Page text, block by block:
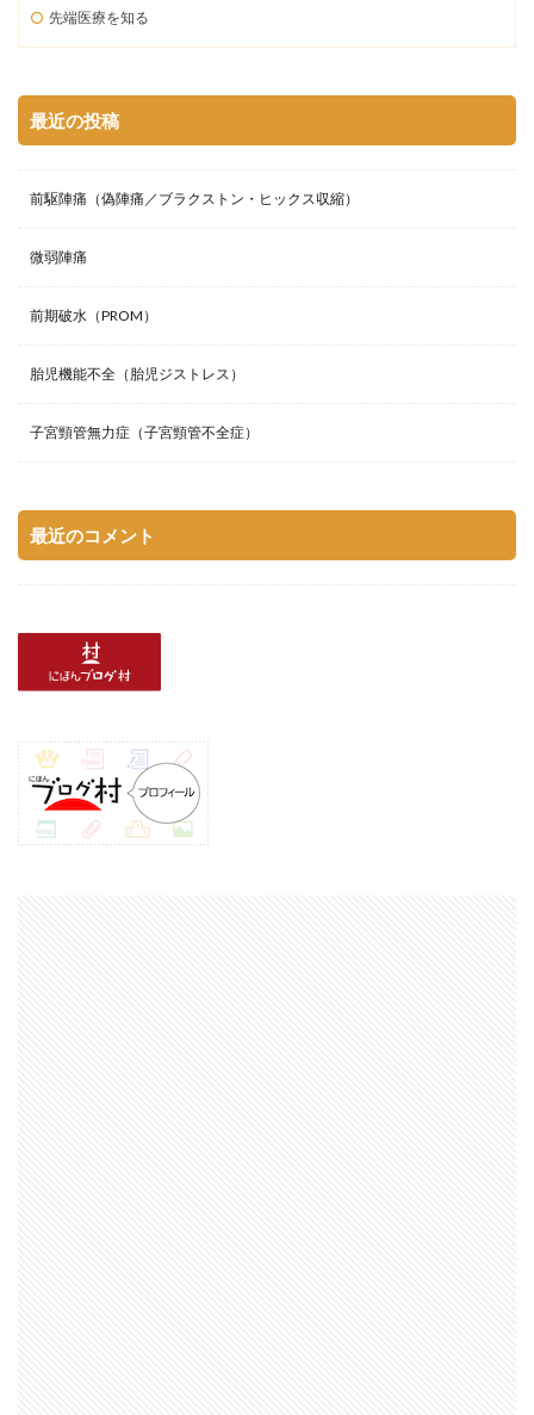
先端医療を知る
最近の投稿
前駆陣痛（偽陣痛／ブラクストン・ヒックス収縮）
微弱陣痛
前期破水（PROM）
胎児機能不全（胎児ジストレス）
子宮頸管無力症（子宮頸管不全症）
最近のコメント